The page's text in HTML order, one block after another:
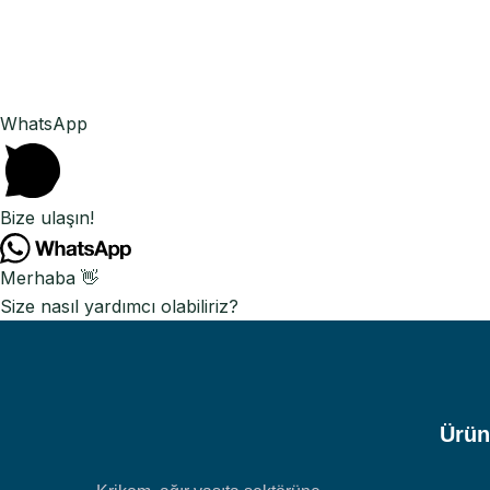
WhatsApp
Bize ulaşın!
Merhaba 👋
Size nasıl yardımcı olabiliriz?